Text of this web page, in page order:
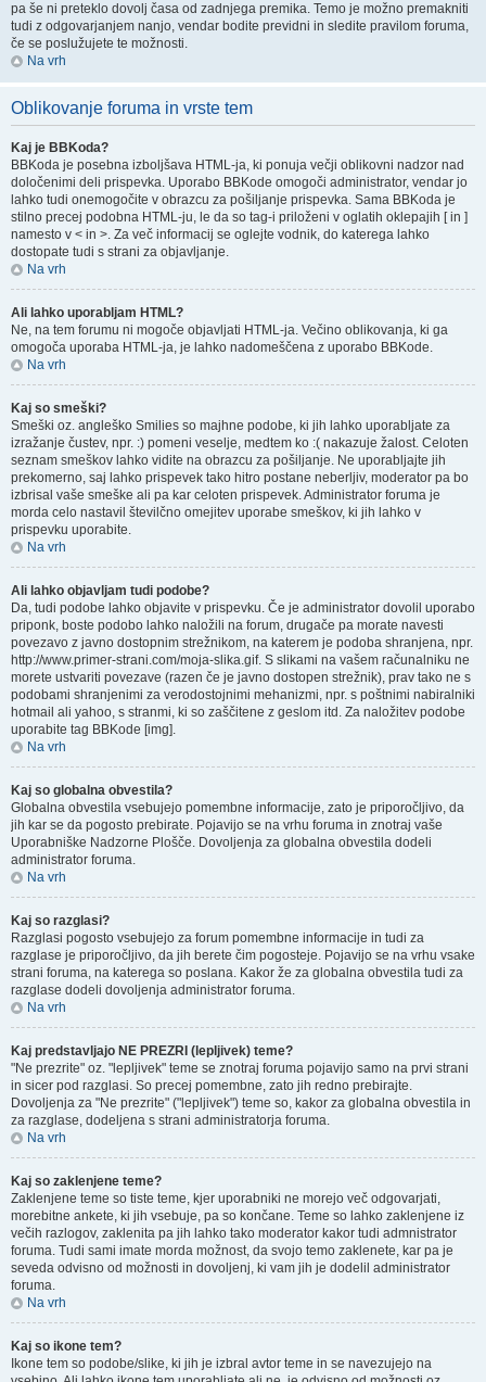
pa še ni preteklo dovolj časa od zadnjega premika. Temo je možno premakniti
tudi z odgovarjanjem nanjo, vendar bodite previdni in sledite pravilom foruma,
če se poslužujete te možnosti.
Na vrh
Oblikovanje foruma in vrste tem
Kaj je BBKoda?
BBKoda je posebna izboljšava HTML-ja, ki ponuja večji oblikovni nadzor nad
določenimi deli prispevka. Uporabo BBKode omogoči administrator, vendar jo
lahko tudi onemogočite v obrazcu za pošiljanje prispevka. Sama BBKoda je
stilno precej podobna HTML-ju, le da so tag-i priloženi v oglatih oklepajih [ in ]
namesto v < in >. Za več informacij se oglejte vodnik, do katerega lahko
dostopate tudi s strani za objavljanje.
Na vrh
Ali lahko uporabljam HTML?
Ne, na tem forumu ni mogoče objavljati HTML-ja. Večino oblikovanja, ki ga
omogoča uporaba HTML-ja, je lahko nadomeščena z uporabo BBKode.
Na vrh
Kaj so smeški?
Smeški oz. angleško Smilies so majhne podobe, ki jih lahko uporabljate za
izražanje čustev, npr. :) pomeni veselje, medtem ko :( nakazuje žalost. Celoten
seznam smeškov lahko vidite na obrazcu za pošiljanje. Ne uporabljajte jih
prekomerno, saj lahko prispevek tako hitro postane neberljiv, moderator pa bo
izbrisal vaše smeške ali pa kar celoten prispevek. Administrator foruma je
morda celo nastavil številčno omejitev uporabe smeškov, ki jih lahko v
prispevku uporabite.
Na vrh
Ali lahko objavljam tudi podobe?
Da, tudi podobe lahko objavite v prispevku. Če je administrator dovolil uporabo
priponk, boste podobo lahko naložili na forum, drugače pa morate navesti
povezavo z javno dostopnim strežnikom, na katerem je podoba shranjena, npr.
http://www.primer-strani.com/moja-slika.gif. S slikami na vašem računalniku ne
morete ustvariti povezave (razen če je javno dostopen strežnik), prav tako ne s
podobami shranjenimi za verodostojnimi mehanizmi, npr. s poštnimi nabiralniki
hotmail ali yahoo, s stranmi, ki so zaščitene z geslom itd. Za naložitev podobe
uporabite tag BBKode [img].
Na vrh
Kaj so globalna obvestila?
Globalna obvestila vsebujejo pomembne informacije, zato je priporočljivo, da
jih kar se da pogosto prebirate. Pojavijo se na vrhu foruma in znotraj vaše
Uporabniške Nadzorne Plošče. Dovoljenja za globalna obvestila dodeli
administrator foruma.
Na vrh
Kaj so razglasi?
Razglasi pogosto vsebujejo za forum pomembne informacije in tudi za
razglase je priporočljivo, da jih berete čim pogosteje. Pojavijo se na vrhu vsake
strani foruma, na katerega so poslana. Kakor že za globalna obvestila tudi za
razglase dodeli dovoljenja administrator foruma.
Na vrh
Kaj predstavljajo NE PREZRI (lepljivek) teme?
"Ne prezrite" oz. "lepljivek" teme se znotraj foruma pojavijo samo na prvi strani
in sicer pod razglasi. So precej pomembne, zato jih redno prebirajte.
Dovoljenja za "Ne prezrite" ("lepljivek") teme so, kakor za globalna obvestila in
za razglase, dodeljena s strani administratorja foruma.
Na vrh
Kaj so zaklenjene teme?
Zaklenjene teme so tiste teme, kjer uporabniki ne morejo več odgovarjati,
morebitne ankete, ki jih vsebuje, pa so končane. Teme so lahko zaklenjene iz
večih razlogov, zaklenita pa jih lahko tako moderator kakor tudi admnistrator
foruma. Tudi sami imate morda možnost, da svojo temo zaklenete, kar pa je
seveda odvisno od možnosti in dovoljenj, ki vam jih je dodelil administrator
foruma.
Na vrh
Kaj so ikone tem?
Ikone tem so podobe/slike, ki jih je izbral avtor teme in se navezujejo na